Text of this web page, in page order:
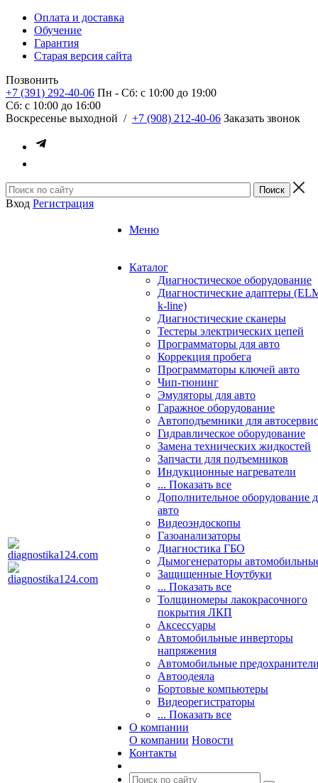
Оплата и доставка
Обучение
Гарантия
Старая версия сайта
Позвонить
+7 (391) 292-40-06 Пн - Сб: c 10:00 до 19:00
Сб: c 10:00 до 16:00
​Воскресенье выходной / +7 (908) 212-40-06 Заказать звонок
Вход Регистрация
Меню
Каталог
Диагностическое оборудование
Диагностические адаптеры
k-line)
Диагностические сканеры
Тестеры электрических цепей
Программаторы для авто
Коррекция пробега
Программаторы ключей авто
Чип-тюнинг
Эмуляторы для авто
Гаражное оборудование
Автоподъемники для
Гидравлическое оборудование
Замена технических жидкостей
Запчасти для подъемников
Индукционные нагреватели
... Показать все
Дополнительное оборудование
авто
Видеоэндоскопы
Газоанализаторы
Диагностика ГБО
Дымогенераторы
Защищенные Ноутбуки
... Показать все
Толщиномеры лакокрасочного
покрытия ЛКП
Аксессуары
Автомобильные инверторы
напряжения
Автомобильные
Автоодеяла
Бортовые компьютеры
Видеорегистраторы
... Показать все
О компании
О компании Новости
Контакты